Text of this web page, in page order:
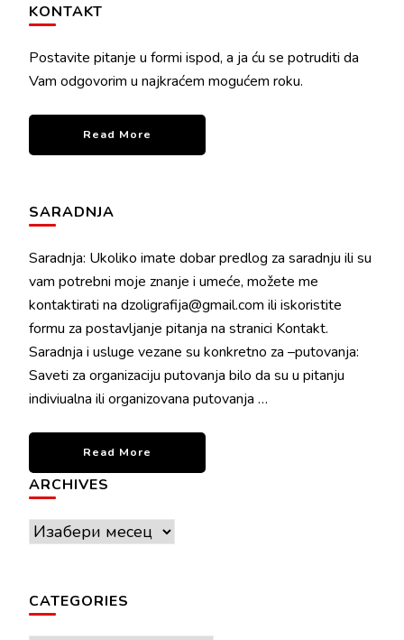
KONTAKT
Postavite pitanje u formi ispod, a ja ću se potruditi da
Vam odgovorim u najkraćem mogućem roku.
Read More
SARADNJA
Saradnja: Ukoliko imate dobar predlog za saradnju ili su
vam potrebni moje znanje i umeće, možete me
kontaktirati na dzoligrafija@gmail.com ili iskoristite
formu za postavljanje pitanja na stranici Kontakt.
Saradnja i usluge vezane su konkretno za –putovanja:
Saveti za organizaciju putovanja bilo da su u pitanju
indiviualna ili organizovana putovanja …
Read More
ARCHIVES
Archives
CATEGORIES